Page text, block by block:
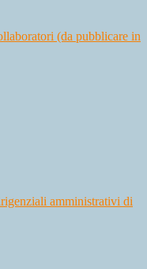
(da pubblicare in
amministrativi di